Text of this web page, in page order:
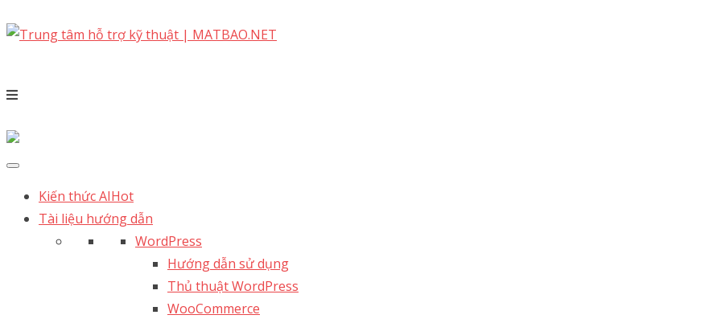
Kiến thức AIHot
Tài liệu hướng dẫn
WordPress
Hướng dẫn sử dụng
Thủ thuật WordPress
WooCommerce